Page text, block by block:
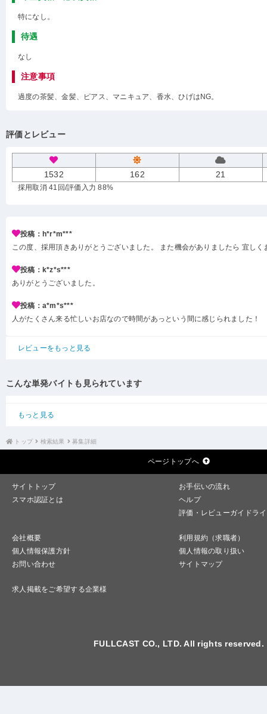
特になし。
待遇
なし
注意事項
過度の茶髪、金髪、ピアス、マニキュア、香水、ひげはNG。
評価とレビュー
1532 162 21
採用取消 41回/評価入力 88%
投稿：h*r*m***
この度、採用頂きありがとうございました。 また機会がありましたら 宜しく
投稿：k*z*s***
ありがとうございました。
投稿：a*m*s***
人がたくさん来る忙しいお店なので時間があっという間に感じられました！
レビューをもっと見る
こんな単発バイトも見られています
もっと見る
トップ 検索結果 募集詳細
ページトップへ
サイトトップ
お手伝いの流れ
スマホ認証とは
ヘルプ
評価・レビューガイドラ
会社概要
利用規約（求職者）
個人情報保護方針
個人情報の取り扱い
お問い合わせ
サイトマップ
求人掲載をご希望する企業様
FULLCAST CO., LTD. All rights reserved.